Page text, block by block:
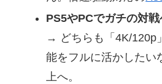
PS5やPCでガチの対
→ どちらも「4K/120p
能をフルに活かしたい
上へ。